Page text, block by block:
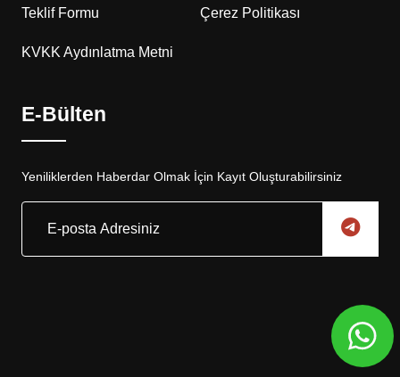
Teklif Formu Çerez Politikası
KVKK Aydınlatma Metni
E-Bülten
Yeniliklerden Haberdar Olmak İçin Kayıt Oluşturabilirsiniz